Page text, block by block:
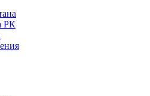
РК